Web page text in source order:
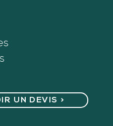
UN DEVIS >